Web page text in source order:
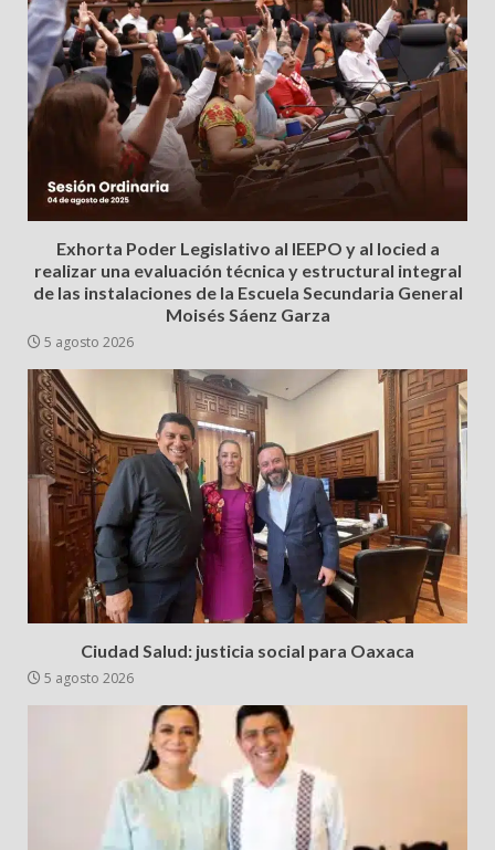
Exhorta Poder Legislativo al IEEPO y al Iocied a
realizar una evaluación técnica y estructural integral
de las instalaciones de la Escuela Secundaria General
Moisés Sáenz Garza
5 agosto 2026
Ciudad Salud: justicia social para Oaxaca
5 agosto 2026